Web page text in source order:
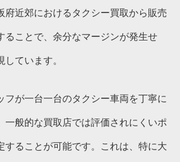
府近郊におけるタクシー買取から販売
ることで、余分なマージンが発生せ
ています。
フが一台一台のタクシー車両を丁寧に
一般的な買取店では評価されにくいポ
することが可能です。これは、特に大